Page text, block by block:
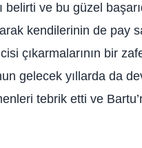
belirti ve bu güzel
kendilerinin de pay
çıkarmalarının bir
gelecek yıllarda da
tebrik etti ve